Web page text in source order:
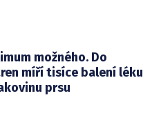
možného. Do
míří tisíce balení léku
prsu